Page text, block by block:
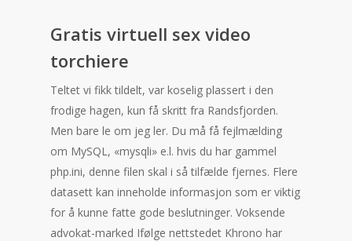
Gratis virtuell sex video
torchiere
Teltet vi fikk tildelt, var koselig plassert i den
frodige hagen, kun få skritt fra Randsfjorden.
Men bare le om jeg ler. Du må få fejlmælding
om MySQL, «mysqli» e.l. hvis du har gammel
php.ini, denne filen skal i så tilfælde fjernes. Flere
datasett kan inneholde informasjon som er viktig
for å kunne fatte gode beslutninger. Voksende
advokat-marked Ifølge nettstedet Khrono har